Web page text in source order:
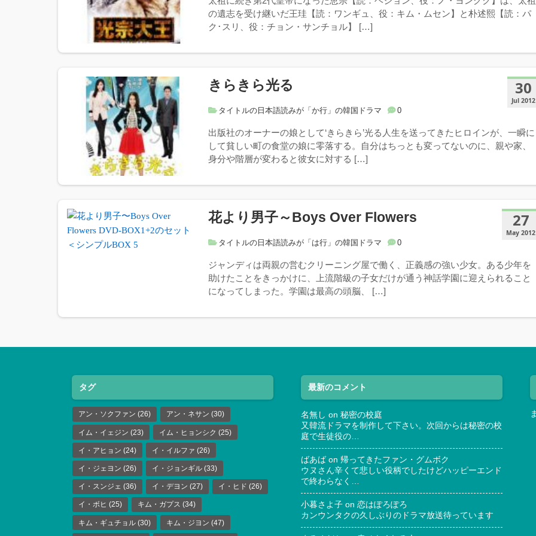
の遺志を受け継いだ王珪【読：ワンギュ、役：キム・ムセン】と朴述熙【読：パ
ク･スリ、役：チョン・サンチョル】 […]
30
Jul 2012
きらきら光る
タイトルの日本語読みが「か行」の韓国ドラマ 0
出版社のオーナーの娘として‘きらきら’光る人生を送ってきたヒロインが、一瞬に
して貧しい町の食堂の娘に零落する。自分はちっとも変ってないのに、親や家、
身分や階層が変わると彼女に対する […]
27
May 2012
花より男子～Boys Over Flowers
タイトルの日本語読みが「は行」の韓国ドラマ 0
ジャンディは両親の営むクリーニング屋で働く、正義感の強い少女。ある少年を
助けたことをきっかけに、上流階級の子女だけが通う神話学園に迎えられること
になってしまった。学園は最高の頭脳、 […]
タグ
アン・ソクファン (26) アン・ネサン (30)
イム・イェジン (23) イム・ヒョンシク (25)
イ・アヒョン (24) イ・イルファ (26)
イ・ジェヨン (26) イ・ジョンギル (33)
イ・スンジェ (36) イ・デヨン (27) イ・ヒド (26)
イ・ボヒ (25) キム・ガプス (34)
キム・ギュチョル (30) キム・ジヨン (47)
最新のコメント
名無し on 秘密の校庭
又韓流ドラマを制作して下さい。次回からは秘密の校
庭で生徒役の…
ばあば on 帰ってきたファン・グムボク
ウヌさん辛くて悲しい役柄でしたけどハッピーエンド
で終わらなく…
小暮さよ子 on 恋はぽろぽろ
カンウンタクの久しぶりのドラマ放送待っています